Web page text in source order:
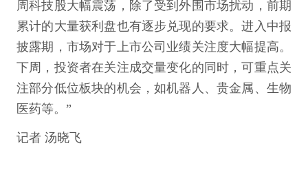
周科技股大幅震荡，除了受到外围市场扰动，前期
累计的大量获利盘也有逐步兑现的要求。进入中报
披露期，市场对于上市公司业绩关注度大幅提高。
下周，投资者在关注成交量变化的同时，可重点关
注部分低位板块的机会，如机器人、贵金属、生物
医药等。”
记者 汤晓飞